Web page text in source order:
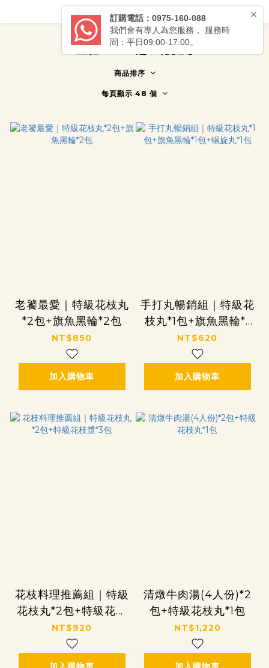
直徑5.5cm超巨花枝丸
商品排序
每頁顯示 48 個
老饕最愛｜特級花枝丸
*2包+旗魚黑輪*2包
NT$850
加入購物車
手打丸暢銷組｜特級花
枝丸*1包+旗魚黑輪*1
包+螺旋丸*1包
NT$620
加入購物車
花枝料理推薦組｜特級
花枝丸*2包+特級花枝
漿*3包
NT$920
清燉牛肉湯(4人份)*2
包+特級花枝丸*1包
NT$1,220